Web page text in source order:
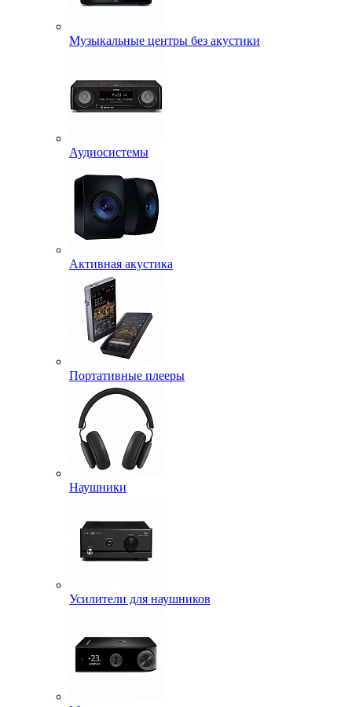
Музыкальные центры без акустики
Аудиосистемы
Активная акустика
Портативные плееры
Наушники
Усилители для наушников